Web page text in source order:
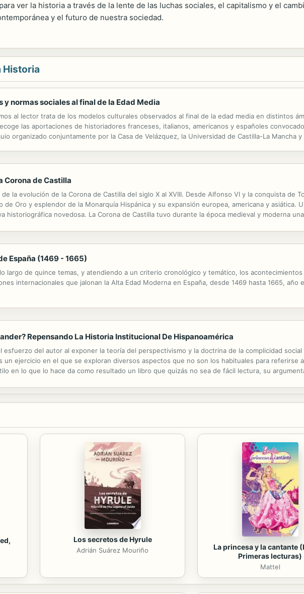
ver la historia a través de la lente de las luchas sociales, el capitalismo y el
y el futuro de nuestra sociedad.
Historia
y normas sociales al final de la Edad Media
al lector trata de los modelos culturales observados al final de la edad media en distintos
las aportaciones de historiadores franceses, italianos, americanos y españoles
organizado conjuntamente por la Casa de Velázquez, la Universidad de Castilla-La Mancha
Corona de Castilla
la evolución de la Corona de Castilla del siglo X al XVIII. Desde Alfonso VI y la conquista de
de Oro y esplendor de la Monarquía Hispánica y su expansión europea, americana y asiática.
historiográfica novedosa. La Corona de Castilla tuvo durante la época medieval y moderna
España (1469 - 1665)
largo de quince temas, y atendiendo a un criterio cronológico y temático, los
internacionales que jalonan la Alta Edad Moderna en España, desde 1469 hasta 1665,
Repensando La Historia Institucional De Hispanoamérica
esfuerzo del autor al exponer la teoría del perspectivismo y la doctrina de la complicidad
un ejercicio en el que se exploran diversos aspectos que no son los habituales para referirse
en lo que lo hace da como resultado un libro que quizás no sea de fácil lectura, su
Los secretos de Hyrule
Adrián Suárez Mouriño
La princesa y la cantante
Primeras lecturas)
Mattel